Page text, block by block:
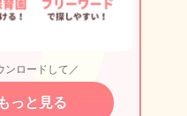
ンロードして／
っと見る